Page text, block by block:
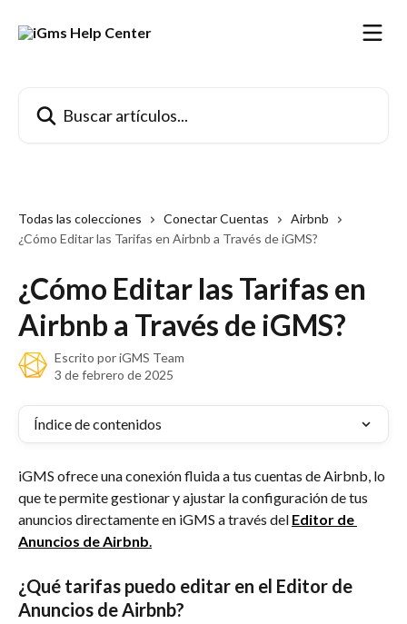
Todas las colecciones Conectar Cuentas
Airbnb
¿Cómo Editar las Tarifas en Airbnb a Través de iGMS?
¿Cómo Editar las Tarifas en
Airbnb a Través de iGMS?
Escrito poriGMS Team
3 de febrero de 2025
Índice de contenidos
iGMS ofrece una conexión fluida a tus cuentas de Airbnb, lo
que te permite gestionar y ajustar la configuración de tus
anuncios directamente en iGMS a través del Editor de
Anuncios de Airbnb.
¿Qué tarifas puedo editar en el Editor de
Anuncios de Airbnb?